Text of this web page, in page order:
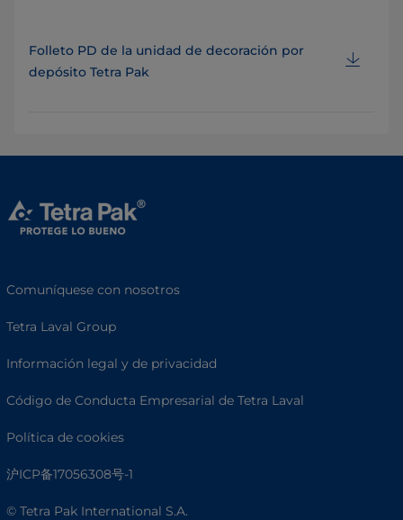
Folleto PD de la unidad de decoración por
depósito Tetra Pak
Comuníquese con nosotros
Tetra Laval Group
Información legal y de privacidad
Código de Conducta Empresarial de Tetra Laval
Política de cookies
沪ICP备17056308号-1
© Tetra Pak International S.A.